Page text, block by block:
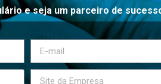
e seja um parceiro de